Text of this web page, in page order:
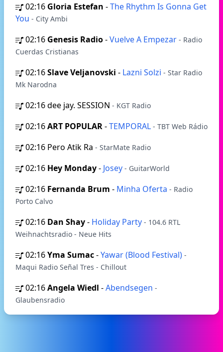
02:16 Gloria Estefan -The Rhythm Is Gonna Get
You - City Ambi
02:16 Genesis Radio-Vuelve A Empezar - Radio
Cuerdas Cristianas
02:16Slave Veljanovski - Lazni Solzi - Star Radio
Mk Narodna
02:16dee jay. SESSION - KGT Radio
02:16ART POPULAR-TEMPORAL - TBT Web Rádio
02:16 Pero Atik Ra - StarMate Radio
02:16 Hey Monday- Josey - GuitarWorld
02:16 Fernanda Brum - Minha Oferta - Radio
Porto Calvo
02:16 Dan Shay- Holiday Party - 104.6 RTL
Weihnachtsradio - Neue Hits
02:16Yma Sumac-Yawar (Blood Festival) -
Maqui Radio Señal Tres - Chillout
02:16Angela Wiedl -Abendsegen -
Glaubensradio